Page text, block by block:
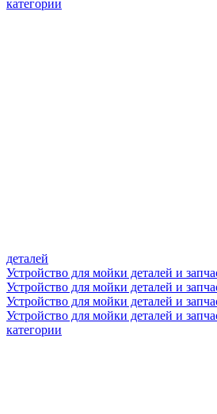
категории
деталей
Устройство для мойки деталей и
Устройство для мойки деталей и
Устройство для мойки деталей и
Устройство для мойки деталей и
категории